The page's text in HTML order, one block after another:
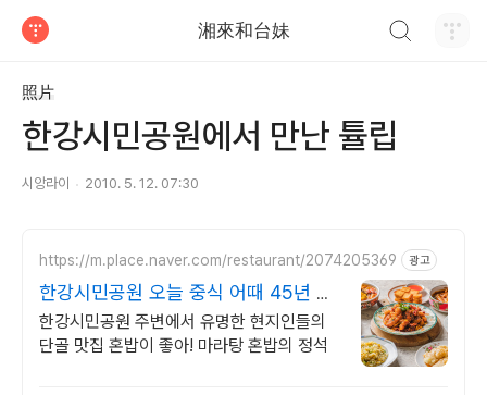
湘來和台妹
照片
한강시민공원에서 만난 튤립
시앙라이 2010. 5. 12. 07:30
https://m.place.naver.com/restaurant/2074205369 광고
한강시민공원 오늘 중식 어때 45년 마
라탕 외길
한강시민공원 주변에서 유명한 현지인들의
단골 맛집 혼밥이 좋아! 마라탕 혼밥의 정석